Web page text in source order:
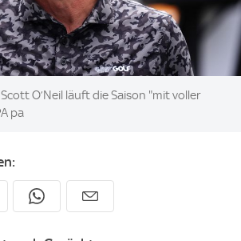
O’Neil läuft die Saison "mit voller
pa